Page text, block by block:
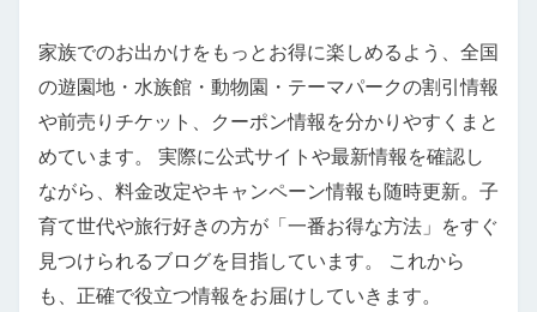
家族でのお出かけをもっとお得に楽しめるよう、全国
の遊園地・水族館・動物園・テーマパークの割引情報
や前売りチケット、クーポン情報を分かりやすくまと
めています。 実際に公式サイトや最新情報を確認し
ながら、料金改定やキャンペーン情報も随時更新。子
育て世代や旅行好きの方が「一番お得な方法」をすぐ
見つけられるブログを目指しています。 これから
も、正確で役立つ情報をお届けしていきます。